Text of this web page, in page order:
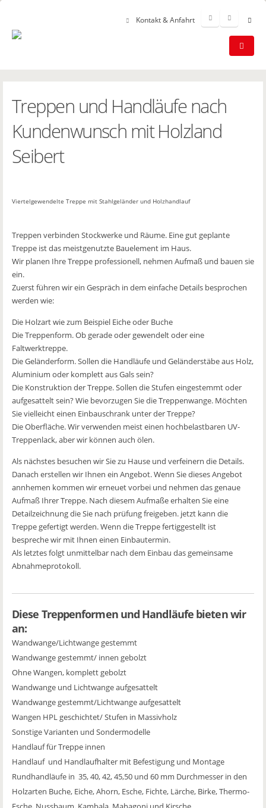
Kontakt & Anfahrt
Treppen und Handläufe nach
Kundenwunsch mit Holzland
Seibert
Viertelgewendelte Treppe mit Stahlgeländer und Holzhandlauf
Treppen verbinden Stockwerke und Räume. Eine gut geplante
Treppe ist das meistgenutzte Bauelement im Haus.
Wir planen Ihre Treppe professionell, nehmen Aufmaß und bauen sie
ein.
Zuerst führen wir ein Gespräch in dem einfache Details besprochen
werden wie:
Die Holzart wie zum Beispiel Eiche oder Buche
Die Treppenform. Ob gerade oder gewendelt oder eine
Faltwerktreppe.
Die Geländerform. Sollen die Handläufe und Geländerstäbe aus Holz,
Aluminium oder komplett aus Gals sein?
Die Konstruktion der Treppe. Sollen die Stufen eingestemmt oder
aufgesattelt sein? Wie bevorzugen Sie die Treppenwange. Möchten
Sie vielleicht einen Einbauschrank unter der Treppe?
Die Oberfläche. Wir verwenden meist einen hochbelastbaren UV-
Treppenlack, aber wir können auch ölen.
Als nächstes besuchen wir Sie zu Hause und verfeinern die Details.
Danach erstellen wir Ihnen ein Angebot. Wenn Sie dieses Angebot
annhemen kommen wir erneuet vorbei und nehmen das genaue
Aufmaß Ihrer Treppe. Nach diesem Aufmaße erhalten Sie eine
Detailzeichnung die Sie nach prüfung freigeben. jetzt kann die
Treppe gefertigt werden. Wenn die Treppe fertiggestellt ist
bespreche wir mit Ihnen einen Einbautermin.
Als letztes folgt unmittelbar nach dem Einbau das gemeinsame
Abnahmeprotokoll.
Diese Treppenformen und Handläufe bieten wir
an:
Wandwange/Lichtwange gestemmt
Wandwange gestemmt/ innen gebolzt
Ohne Wangen, komplett gebolzt
Wandwange und Lichtwange aufgesattelt
Wandwange gestemmt/Lichtwange aufgesattelt
Wangen HPL geschichtet/ Stufen in Massivholz
Sonstige Varianten und Sondermodelle
Handlauf für Treppe innen
Handlauf und Handlaufhalter mit Befestigung und Montage
Rundhandläufe in 35, 40, 42, 45,50 und 60 mm Durchmesser in den
Holzarten Buche, Eiche, Ahorn, Esche, Fichte, Lärche, Birke, Thermo-